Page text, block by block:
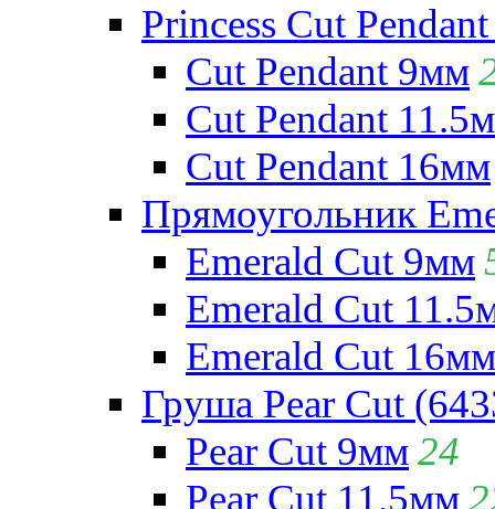
Princess Cut
Cut Pendant 9мм
Cut Pendant
Cut Pendant 16мм
Прямоугольник
Emerald Cut 9мм
Emerald Cut
Emerald Cut 16мм
Груша Pear Cut
Pear Cut 9мм24
Pear Cut 11.5мм